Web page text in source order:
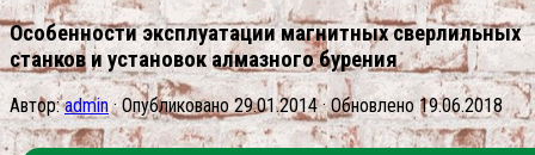
Особенности эксплуатации магнитных сверлильных
станков и установок алмазного бурения
Автор:admin · Опубликовано29.01.2014· Обновлено19.06.2018